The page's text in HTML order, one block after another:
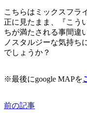
こちらはミックスフラ
正に見たまま、『こう
ちが満たされる事間違
ノスタルジーな気持ち
でしょうか？
※最後にgoogle MAPを
前の記事